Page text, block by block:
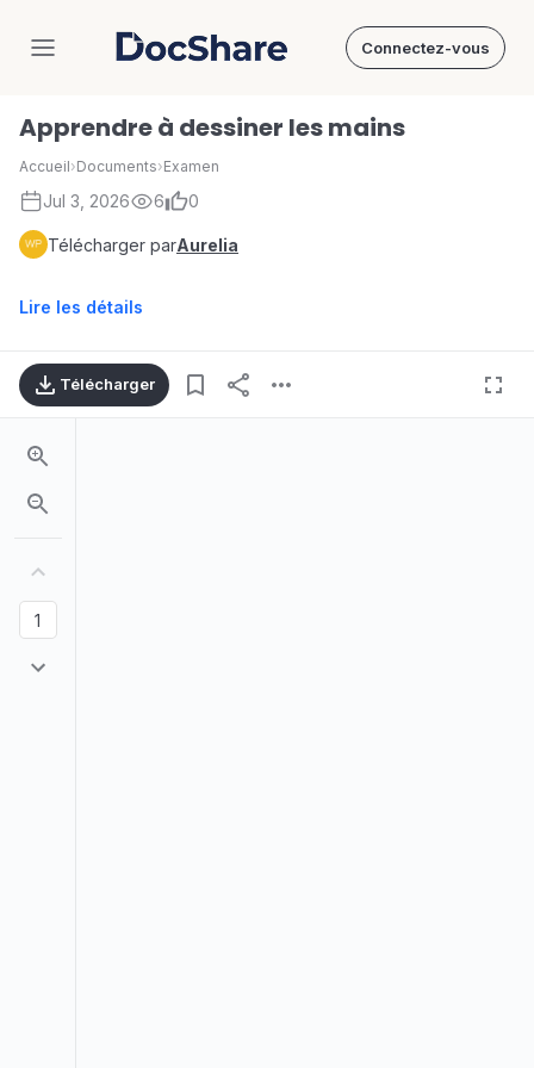
DocShare Connectez-vous
Apprendre à dessiner les mains
Accueil›Documents›Examen
Jul 3, 2026 6 0
Télécharger parAurelia
Lire les détails
Télécharger